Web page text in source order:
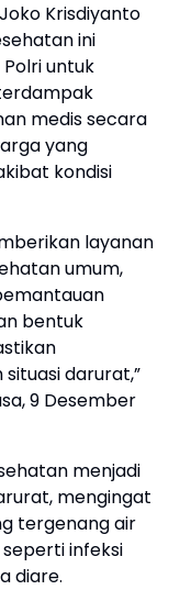
Krisdiyanto
ini
untuk
medis secara
yang
kondisi
layanan
umum,
bentuk
darurat,”
9 Desember
menjadi
mengingat
tergenang air
infeksi
diare.